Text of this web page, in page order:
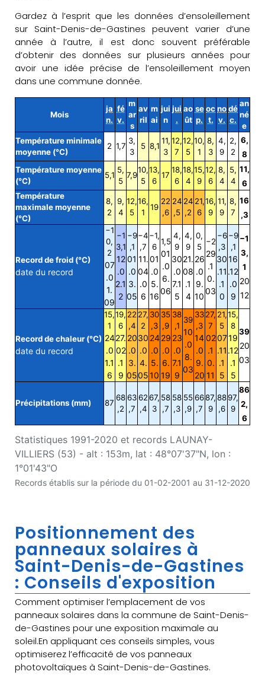
Gardez à l’esprit que les données d’ensoleillement
sur Saint-Denis-de-Gastines peuvent varier d’une
année à l’autre, il est donc souvent préférable
d’obtenir des données sur plusieurs années pour
avoir une idée précise de l’ensoleillement moyen
dans une commune donnée.
Statistiques 1991-2020 et records LAUNAY-
VILLIERS (53) - alt : 153m, lat : 48°07'37"N, lon :
1°01'43"O
Records établis sur la période du 01-02-2001 au 31-12-2020
Mois
ja
n.
fé
v.
m
ar
s
av
ril
m
ai
jui
n
jui
.
ao
ût
se
p.
oc
t.
no
v.
dé
c.
an
né
e
Température minimale
moyenne (°C)
2 1,7
3,
3
5 8,1
11,
3
12,
7
12,
5
10,
1
8,
3
4,
9
2,
2
6,
8
Température moyenne
(°C)
5,1
5,
5
7,9
10,
5
13,
6
17
18,
6
18,
4
15,
9
12,
6
8,
4
5,
4
11,
6
Température
maximale moyenne
(°C)
8,
2
9,
4
12,
5
16,
1
19
22
,6
24
,5
24
,2
21,
6
16,
9
11,
9
8,
7
16
,3
Record de froid (°C)
date du record
−1
0,
2
07
.0
1.
09
−1
3,1
12
.0
2.1
2
−9
,1
01
.0
3.
05
−4
,7
11.
04
.0
6
−1,
6
01
.0
5.
16
1,5
01
.0
6.
06
4,
9
30
.0
7.1
5
4,
9
21.
08
.1
4
0,
5
26
.0
9.
10
−2
29
.1
0.
03
−6
,3
30
.11
.1
0
−9
,1
16
.12
.0
9
−1
3,
1
20
12
Record de chaleur (°C)
date du record
15,
1
24
.0
1.1
6
19,
6
27.
02
.1
9
22
,4
20
.0
3.
05
27,
2
30
.0
4.
05
30
,3
24
.0
5.
10
35
,9
29
.0
6.
19
38
,1
23
.0
7.1
9
39
10
.0
8.
03
33
,3
14
.0
9.
20
27,
7
02
.1
0.
11
21,
5
07
.11
.1
5
15,
8
19
.12
.1
5
39
20
03
Précipitations (mm) 87
68
,2
63
,7
62
,4
67,
3
58
,7
58
,3
55
,9
66
,7
87,
9
88
,6
97,
9
86
2,
6
Positionnement des
panneaux solaires à
Saint-Denis-de-Gastines
: Conseils d'exposition
Comment optimiser l’emplacement de vos
panneaux solaires dans la commune de Saint-Denis-
de-Gastines pour une exposition maximale au
soleil.En appliquant ces conseils simples, vous
optimiserez l’efficacité de vos panneaux
photovoltaïques à Saint-Denis-de-Gastines.